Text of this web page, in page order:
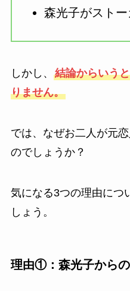
森光子がストー
しかし、 結論からいう
りません。
では、なぜお二人が元
のでしょうか？
気になる3つの理由につ
しょう。
理由①：森光子から